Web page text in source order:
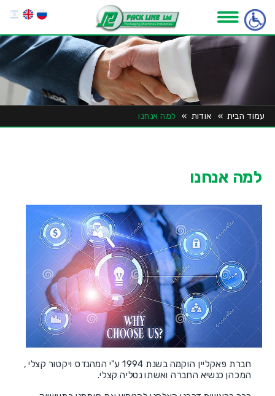
עמוד הבית» אודות » למה אנחנו
למה אנחנו
חברת פאקליין הוקמה בשנת 1994 ע"י המהנדס ויקטור קצלי ,
המכהן כנשיא החברה ואשתו נטליה קצלי.